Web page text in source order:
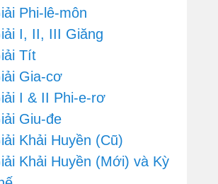
Phi-lê-môn
I, II, III Giăng
Tít
Gia-cơ
I & II Phi-e-rơ
Giu-đe
Khải Huyền (Cũ)
Khải Huyền (Mới) và Kỳ